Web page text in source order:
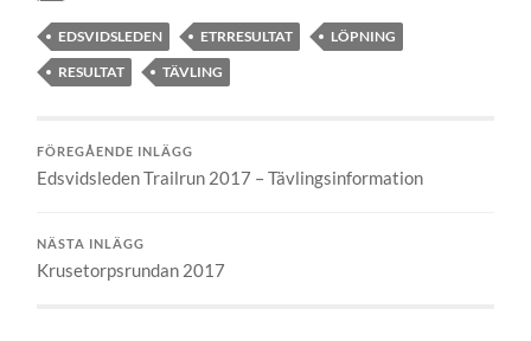
EDSVIDSLEDEN ETRRESULTAT
LÖPNING
RESULTAT
TÄVLING
FÖREGÅENDE INLÄGG
Edsvidsleden Trailrun 2017 – Tävlingsinformation
NÄSTA INLÄGG
Krusetorpsrundan 2017